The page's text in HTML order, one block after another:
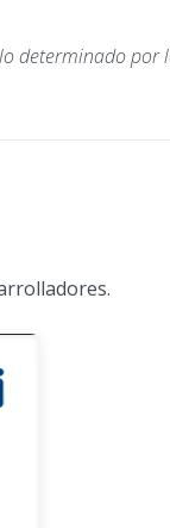
determinado por